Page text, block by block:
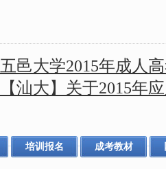
五邑大学2015年成人
【汕大】关于2015年
培训报名 成考教材